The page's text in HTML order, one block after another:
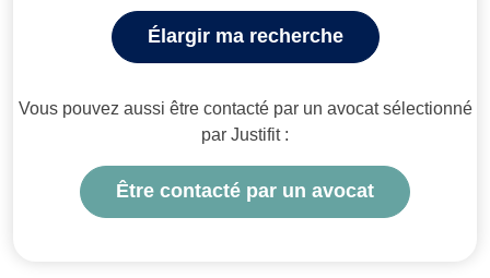
Élargir ma recherche
Vous pouvez aussi être contacté par un avocat sélectionné
par Justifit :
Être contacté par un avocat